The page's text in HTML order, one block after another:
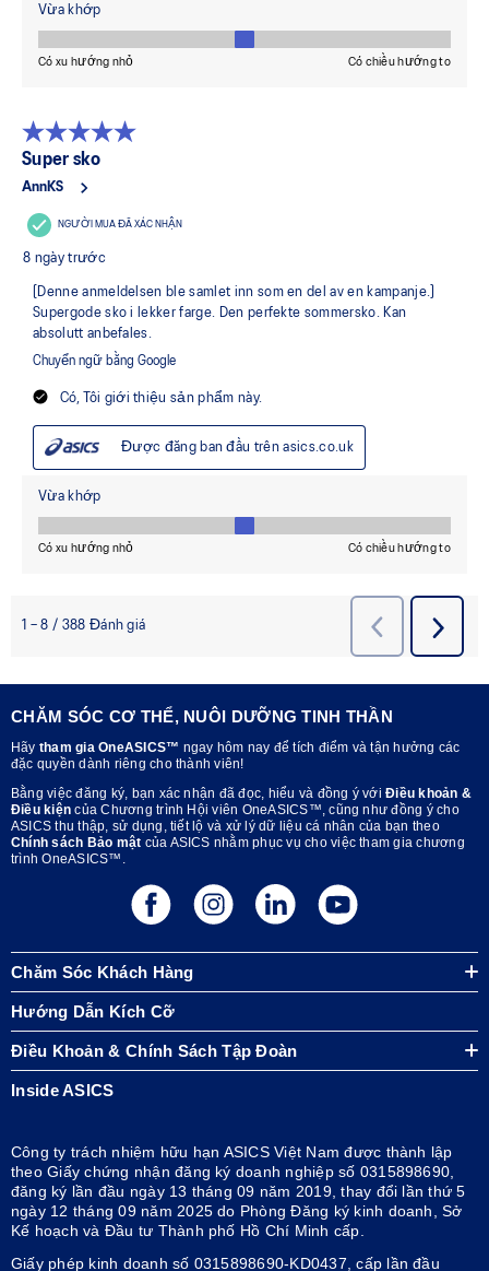
CHĂM SÓC CƠ THỂ, NUÔI DƯỠNG TINH THẦN
Hãy tham gia OneASICS™ ngay hôm nay để tích điểm và tận hưởng các
đặc quyền dành riêng cho thành viên!
Bằng việc đăng ký, bạn xác nhận đã đọc, hiểu và đồng ý với Điều khoản &
Điều kiện của Chương trình Hội viên OneASICS™, cũng như đồng ý cho
ASICS thu thập, sử dụng, tiết lộ và xử lý dữ liệu cá nhân của bạn theo
Chính sách Bảo mật của ASICS nhằm phục vụ cho việc tham gia chương
trình OneASICS™.
Chăm Sóc Khách Hàng
Hướng Dẫn Kích Cỡ
Điều Khoản & Chính Sách Tập Đoàn
Inside ASICS
Công ty trách nhiệm hữu hạn ASICS Việt Nam được thành lập
theo Giấy chứng nhận đăng ký doanh nghiệp số 0315898690,
đăng ký lần đầu ngày 13 tháng 09 năm 2019, thay đổi lần thứ 5
ngày 12 tháng 09 năm 2025 do Phòng Đăng ký kinh doanh, Sở
Kế hoạch và Đầu tư Thành phố Hồ Chí Minh cấp.
Giấy phép kinh doanh số 0315898690-KD0437, cấp lần đầu